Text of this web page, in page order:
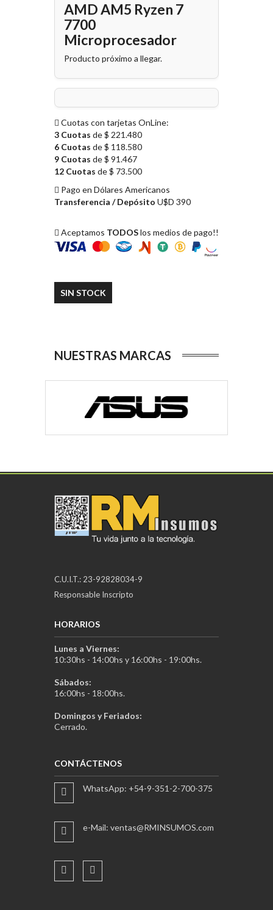
AMD AM5 Ryzen 7
7700
Microprocesador
Producto próximo a llegar.
Cuotas con tarjetas OnLine:
3 Cuotas de $ 221.480
6 Cuotas de $ 118.580
9 Cuotas de $ 91.467
12 Cuotas de $ 73.500
Pago en Dólares Americanos
Transferencia / Depósito U$D 390
Aceptamos TODOSlos medios de pago!!
SIN STOCK
NUESTRAS MARCAS
C.U.I.T.: 23-92828034-9
Responsable Inscripto
HORARIOS
Lunes a Viernes:
10:30hs - 14:00hs y 16:00hs - 19:00hs.
Sábados:
16:00hs - 18:00hs.
Domingos y Feriados:
Cerrado.
CONTÁCTENOS
WhatsApp: +54-9-351-2-700-375
e-Mail: ventas@RMINSUMOS.com